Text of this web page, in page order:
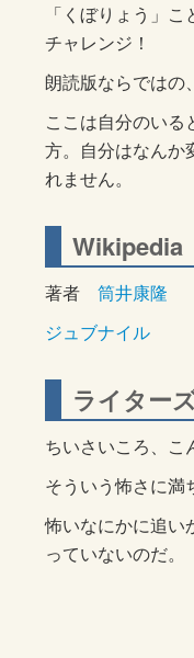
「くぼりょう」
チャレンジ！
朗読版ならではの
ここは自分のいる
方。自分はなんか
れません。
Wikipedia
著者 筒井康隆
ジュブナイル
ライター
ちいさいころ、こ
そういう怖さに満
怖いなにかに追
っていないのだ。